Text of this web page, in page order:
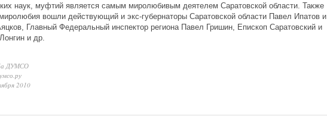
наук, муфтий является самым миролюбивым деятелем Саратовской области. Также
вошли действующий и экс-губернаторы Саратовской области Павел Ипатов и
Главный Федеральный инспектор региона Павел Гришин, Епископ Саратовский и
и др.
ДУМСО
2010